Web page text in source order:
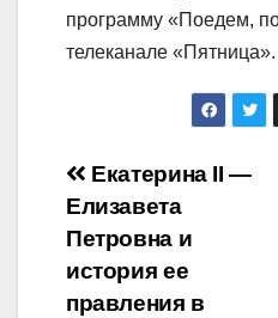
программу «Поедем,
телеканале «Пятница».
Навигация
по
записям
Екатерина II —
Елизавета
Петровна и
история ее
правления в